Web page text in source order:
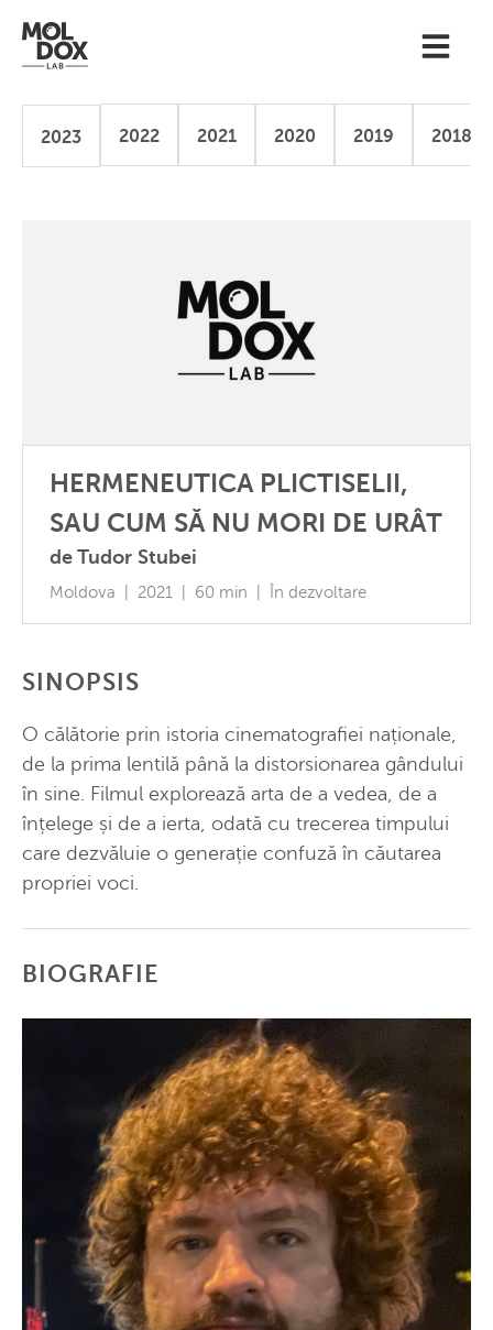
2023 2022 2021 2020 2019 2018
HERMENEUTICA PLICTISELII,
SAU CUM SĂ NU MORI DE URÂT
de Tudor Stubei
Moldova | 2021 | 60 min | În dezvoltare
SINOPSIS
O călătorie prin istoria cinematografiei naționale,
de la prima lentilă până la distorsionarea gândului
în sine. Filmul explorează arta de a vedea, de a
înțelege și de a ierta, odată cu trecerea timpului
care dezvăluie o generație confuză în căutarea
propriei voci.
BIOGRAFIE